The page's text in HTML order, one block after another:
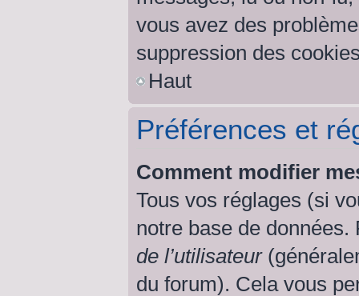
vous avez des
suppression des
Haut
Préférences et
Comment modifier
Tous vos réglages (si
notre base de
de l’utilisateur
du forum). Cela vous